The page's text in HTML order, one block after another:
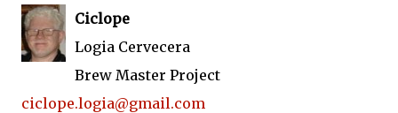
Ciclope
Logia Cervecera
Brew Master Project
ciclope.logia@gmail.com